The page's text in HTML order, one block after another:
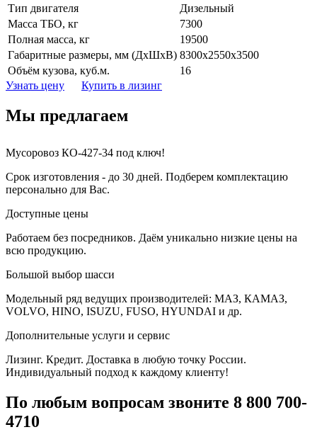
Тип двигателя
Дизельный
Масса ТБО, кг
7300
Полная масса, кг
19500
Габаритные размеры, мм (ДхШхВ) 8300х2550х3500
Объём кузова, куб.м.
16
Узнать цену
Купить в лизинг
Мы предлагаем
Мусоровоз КО-427-34 под ключ!
Срок изготовления - до 30 дней. Подберем комплектацию
персонально для Вас.
Доступные цены
Работаем без посредников. Даём уникально низкие цены на
всю продукцию.
Большой выбор шасси
Модельный ряд ведущих производителей: МАЗ, КАМАЗ,
VOLVO, HINO, ISUZU, FUSO, HYUNDAI и др.
Дополнительные услуги и сервис
Лизинг. Кредит. Доставка в любую точку России.
Индивидуальный подход к каждому клиенту!
По любым вопросам звоните 8 800 700-
4710